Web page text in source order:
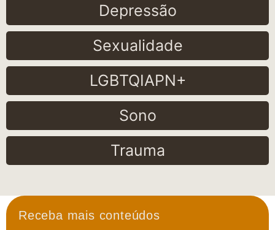
Depressão
Sexualidade
LGBTQIAPN+
Sono
Trauma
Receba mais conteúdos